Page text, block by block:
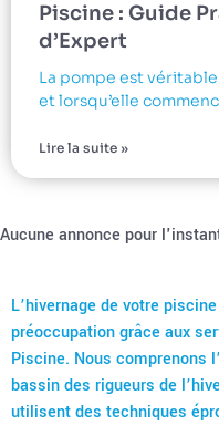
Piscine : Guide
d’Expert
La pompe est
et lorsqu’elle
Lire la suite »
Aucune annonce pour
L’hivernage de votre
préoccupation grâce aux
Piscine. Nous comprenons
bassin des rigueurs de
utilisent des techniques